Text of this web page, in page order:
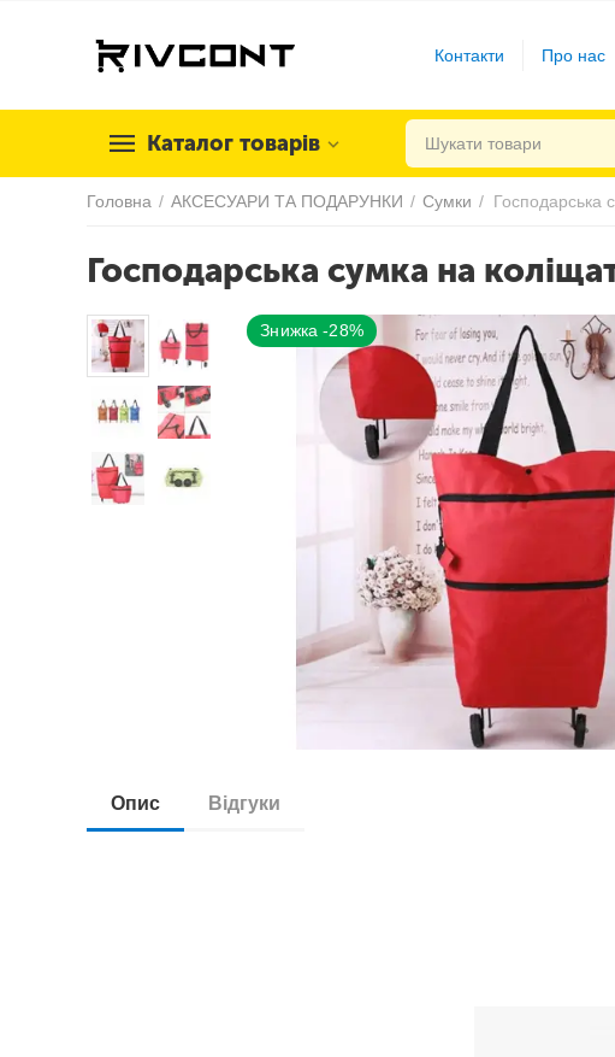
Контакти Про нас
Каталог товарів
Головна / АКСЕСУАРИ ТА ПОДАРУНКИ / Сумки / Господарська
Господарська сумка на
Знижка -28%
Опис Відгуки